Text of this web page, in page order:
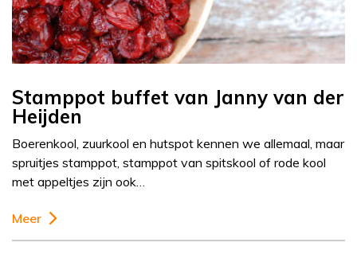
Stamppot buffet van Janny van der
Heijden
Boerenkool, zuurkool en hutspot kennen we allemaal, maar
spruitjes stamppot, stamppot van spitskool of rode kool
met appeltjes zijn ook…
Meer